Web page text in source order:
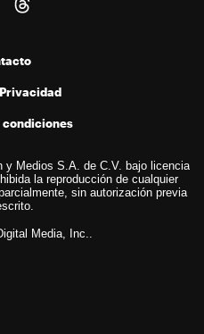
condiciones
y Medios S.A. de C.V. bajo licencia
la reproducción de cualquier
sin autorización previa
Media, Inc..